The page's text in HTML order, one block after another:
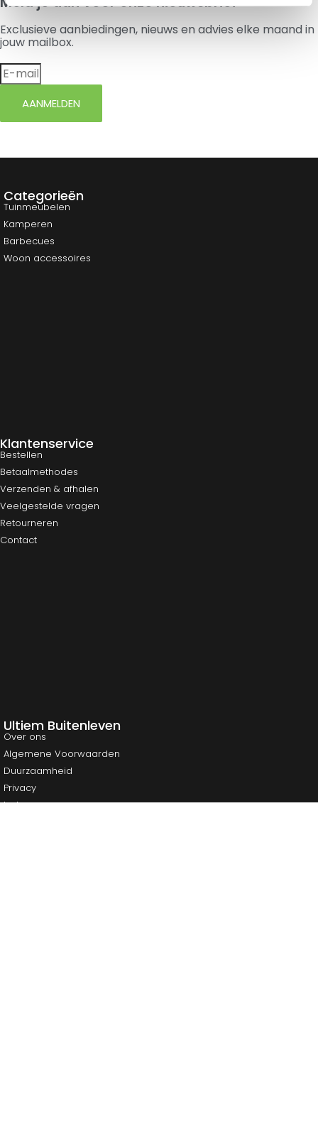
Exclusieve aanbiedingen, nieuws en advies elke maand in
jouw mailbox.
AANMELDEN
Categorieën
Tuinmeubelen
Kamperen
Barbecues
Woon accessoires
Klantenservice
Bestellen
Betaalmethodes
Verzenden & afhalen
Veelgestelde vragen
Retourneren
Contact
Ultiem Buitenleven
Over ons
Algemene Voorwaarden
Duurzaamheid
Privacy
Instagram